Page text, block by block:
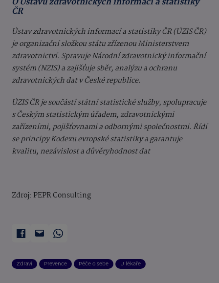
ČR
Ústav zdravotnických informací a statistiky ČR (ÚZIS ČR)
je organizační složkou státu zřízenou Ministerstvem
zdravotnictví. Spravuje Národní zdravotnický informační
systém (NZIS) a zajišťuje sběr, analýzu a ochranu
zdravotnických dat v České republice.
ÚZIS ČR je součástí státní statistické služby, spolupracuje
s Českým statistickým úřadem, zdravotnickými
zařízeními, pojišťovnami a odbornými společnostmi. Řídí
se principy Kodexu evropské statistiky a garantuje
kvalitu, nezávislost a důvěryhodnost dat
Zdroj: PEPR Consulting
Zdraví Prevence Péče o sebe U lékaře